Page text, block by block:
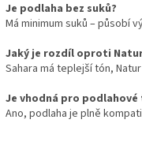
Je podlaha bez suků?
Má minimum suků – působí
Jaký je rozdíl oproti
Sahara má teplejší tón,
Je vhodná pro podlahové
Ano, podlaha je plně